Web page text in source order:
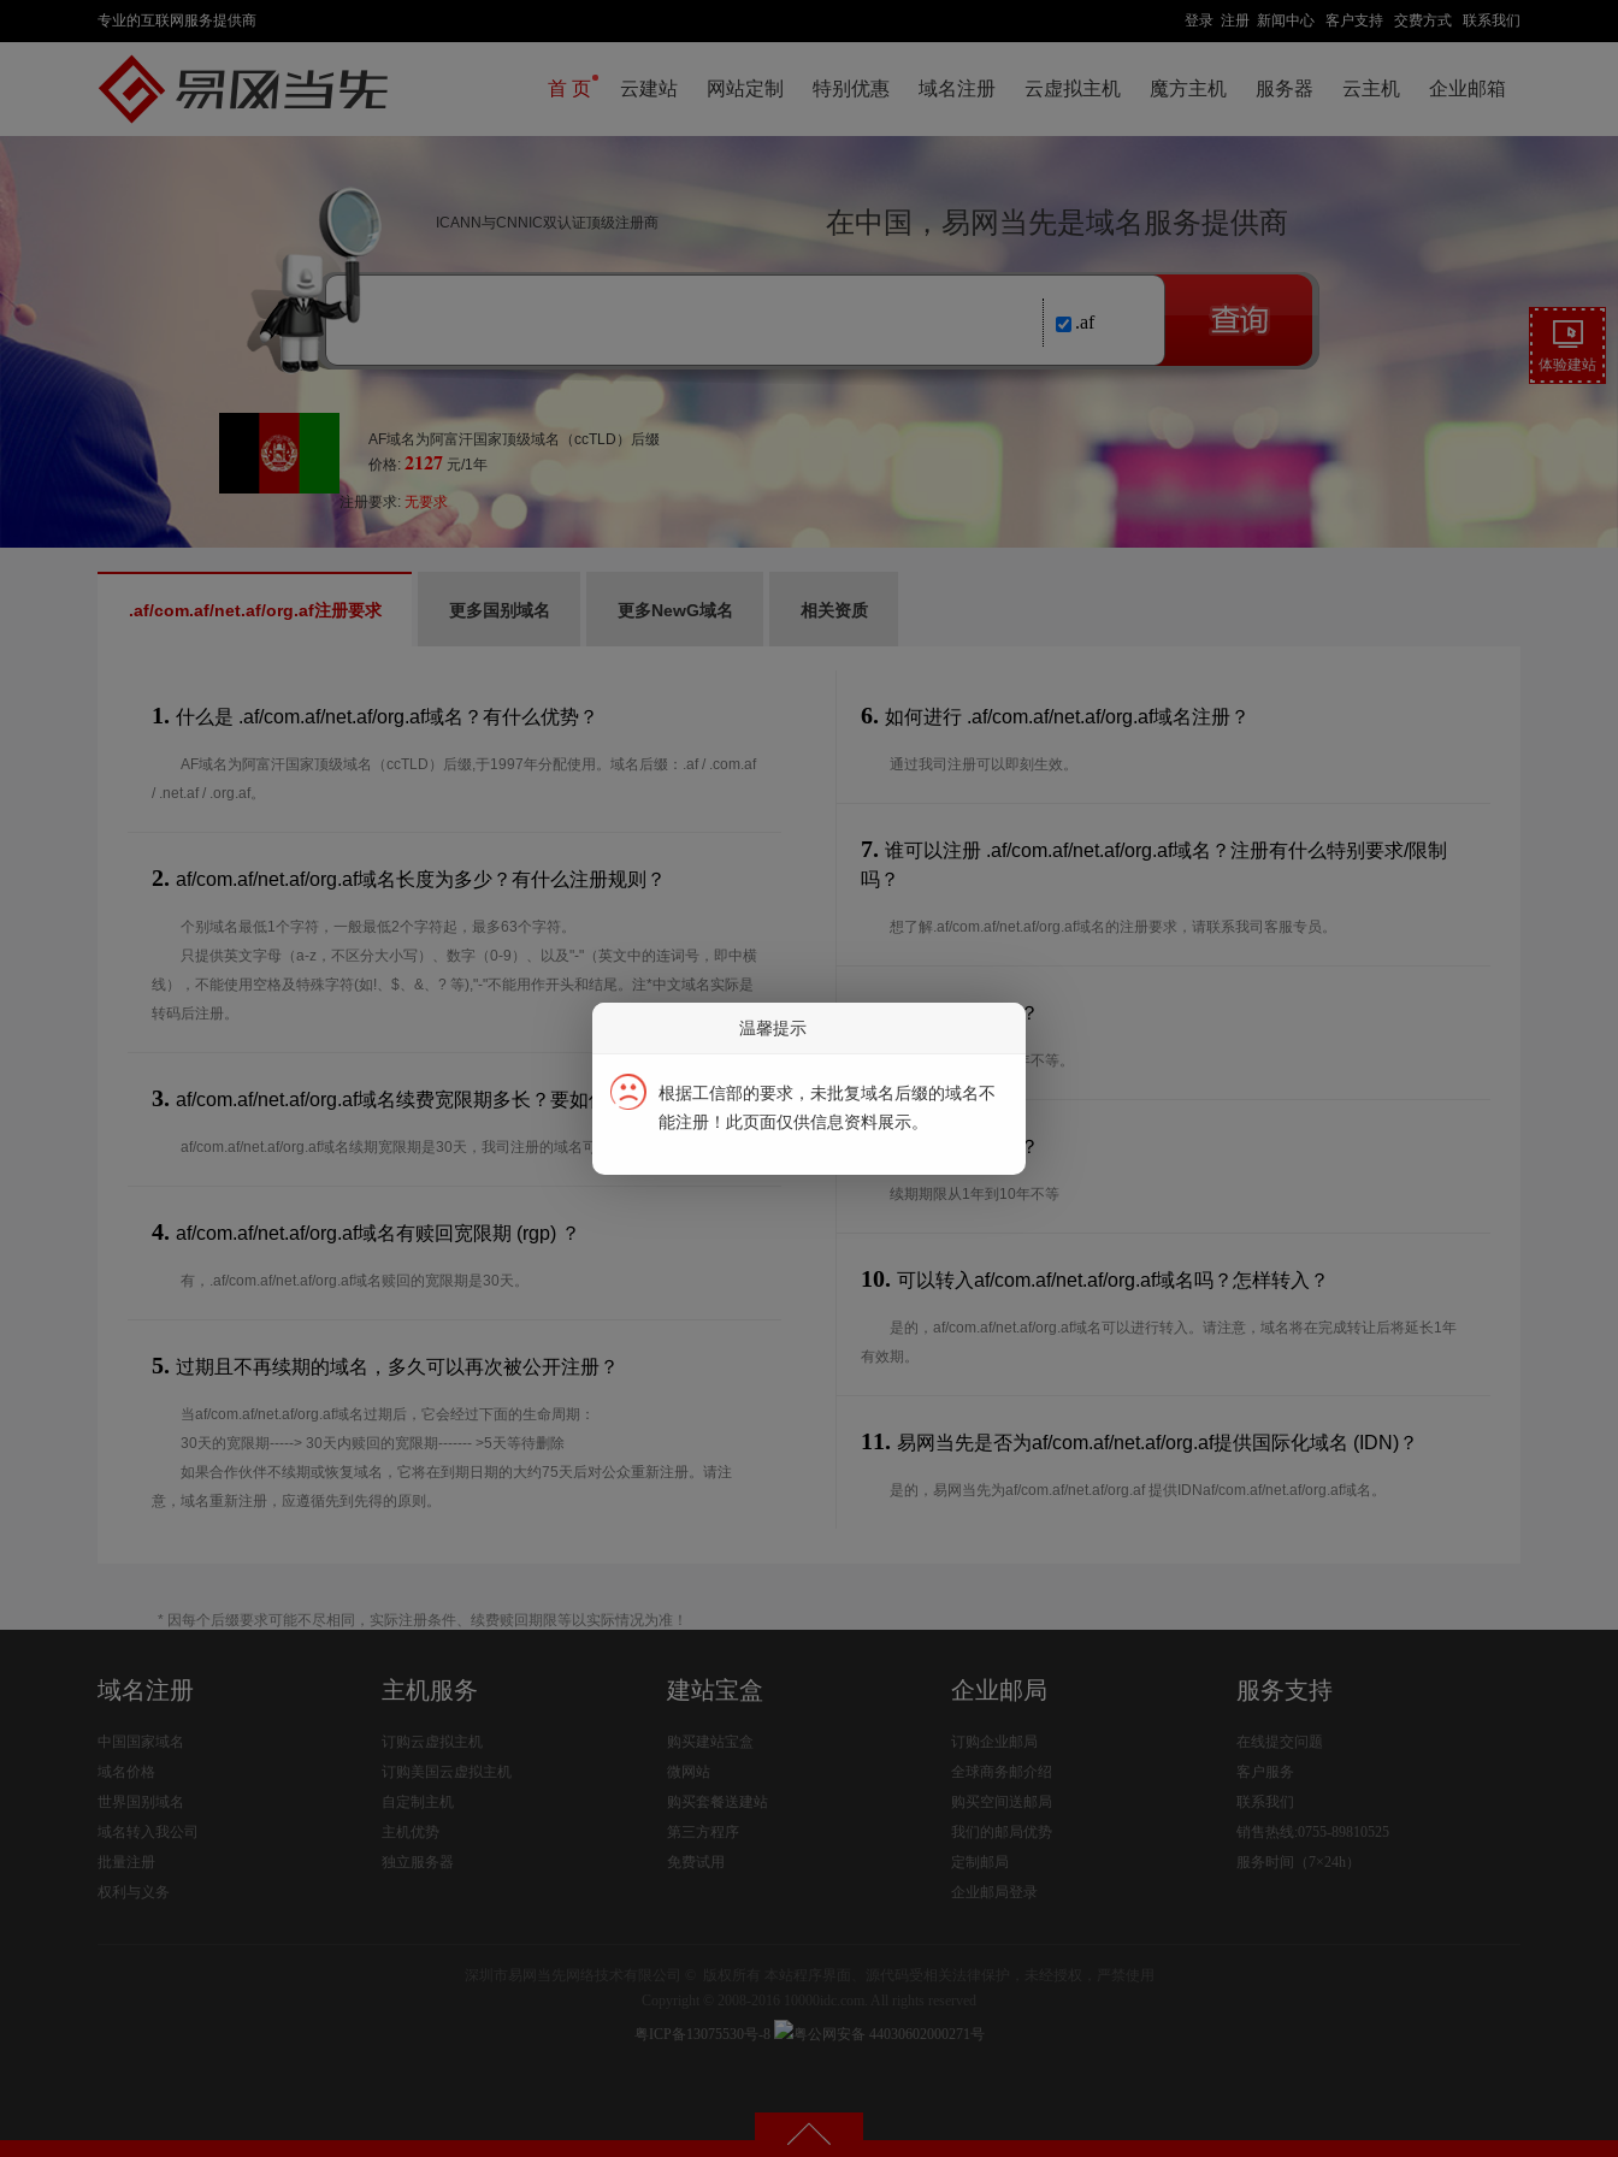
专业的互联网服务提供商 登录 注册 新闻中心 客户支持 交费方式 联系我们
首 页 云建站 网站定制 特别优惠 域名注册 云虚拟主机 魔方主机 服务器 云主机 企业邮箱
ICANN与CNNIC双认证顶级注册商 在中国，易网当先是域名服务提供商
.af
AF域名为阿富汗国家顶级域名（ccTLD）后缀
价格: 2127 元/1年
注册要求: 无要求
.af/com.af/net.af/org.af注册要求 更多国别域名 更多NewG域名 相关资质
1. 什么是 .af/com.af/net.af/org.af域名？有什么优势？
AF域名为阿富汗国家顶级域名（ccTLD）后缀,于1997年分配使用。域名后缀：.af / .com.af
/ .net.af / .org.af。
2. af/com.af/net.af/org.af域名长度为多少？有什么注册规则？
个别域名最低1个字符，一般最低2个字符起，最多63个字符。
只提供英文字母（a-z，不区分大小写）、数字（0-9）、以及"-"（英文中的连词号，即中横
线），不能使用空格及特殊字符(如!、$、&、? 等),"-"不能用作开头和结尾。注*中文域名实际是
转码后注册。
3. af/com.af/net.af/org.af域名续费宽限期多长？要如何进行域名续费？
af/com.af/net.af/org.af域名续期宽限期是30天，我司注册的域名可以在后台进行续费生效。
4. af/com.af/net.af/org.af域名有赎回宽限期 (rgp) ？
有，.af/com.af/net.af/org.af域名赎回的宽限期是30天。
5. 过期且不再续期的域名，多久可以再次被公开注册？
当af/com.af/net.af/org.af域名过期后，它会经过下面的生命周期：
30天的宽限期-----> 30天内赎回的宽限期------- >5天等待删除
如果合作伙伴不续期或恢复域名，它将在到期日期的大约75天后对公众重新注册。请注
意，域名重新注册，应遵循先到先得的原则。
6. 如何进行 .af/com.af/net.af/org.af域名注册？
通过我司注册可以即刻生效。
7. 谁可以注册 .af/com.af/net.af/org.af域名？注册有什么特别要求/限制
吗？
想了解.af/com.af/net.af/org.af域名的注册要求，请联系我司客服专员。
8. 注册期限是多长？
注册期限从1年到10年不等。
续期期限是多长？
续期期限从1年到10年不等
10. 可以转入af/com.af/net.af/org.af域名吗？怎样转入？
是的，af/com.af/net.af/org.af域名可以进行转入。请注意，域名将在完成转让后将延长1年
有效期。
11. 易网当先是否为af/com.af/net.af/org.af提供国际化域名 (IDN)？
是的，易网当先为af/com.af/net.af/org.af 提供IDNaf/com.af/net.af/org.af域名。
* 因每个后缀要求可能不尽相同，实际注册条件、续费赎回期限等以实际情况为准！
域名注册
中国国家域名
域名价格
世界国别域名
域名转入我公司
批量注册
权利与义务
主机服务
订购云虚拟主机
订购美国云虚拟主机
自定制主机
主机优势
独立服务器
建站宝盒
购买建站宝盒
微网站
购买套餐送建站
第三方程序
免费试用
企业邮局
订购企业邮局
全球商务邮介绍
购买空间送邮局
我们的邮局优势
定制邮局
企业邮局登录
服务支持
在线提交问题
客户服务
联系我们
销售热线:0755-89810525
服务时间（7×24h）
粤ICP备13075530号-8
粤公网安备 44030602000271号
体验建站
温馨提示
根据工信部的要求，未批复域名后缀的域名不
能注册！此页面仅供信息资料展示。